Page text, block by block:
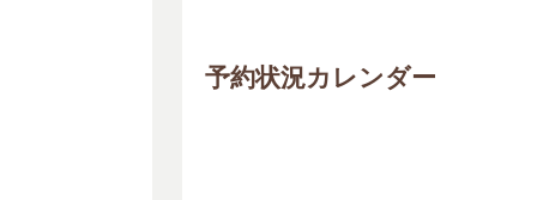
予約状況カレンダー